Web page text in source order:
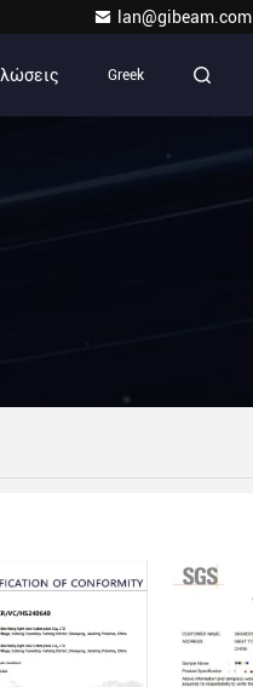
lan@gibeam.com
Greek